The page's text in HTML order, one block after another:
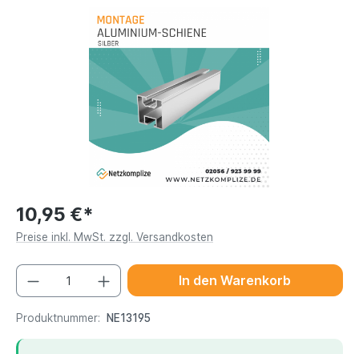
10,95 €*
Preise inkl. MwSt. zzgl. Versandkosten
In den Warenkorb
Produktnummer: NE13195